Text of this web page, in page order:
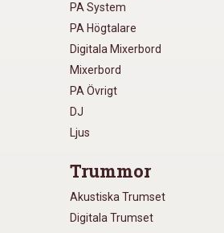
PA System
PA Högtalare
Digitala Mixerbord
Mixerbord
PA Övrigt
DJ
Ljus
Trummor
Akustiska Trumset
Digitala Trumset